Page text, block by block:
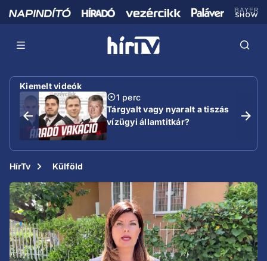
Kiemelt videók
1 perc
Tárgyalt vagy nyaralt a tiszás
vízügyi államtitkár?
HírTv Külföld